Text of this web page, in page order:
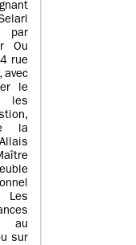
par
Ou
rue
avec
le
les
la
au
sur